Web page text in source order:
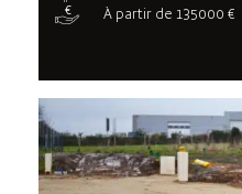
À partir de 135000 €